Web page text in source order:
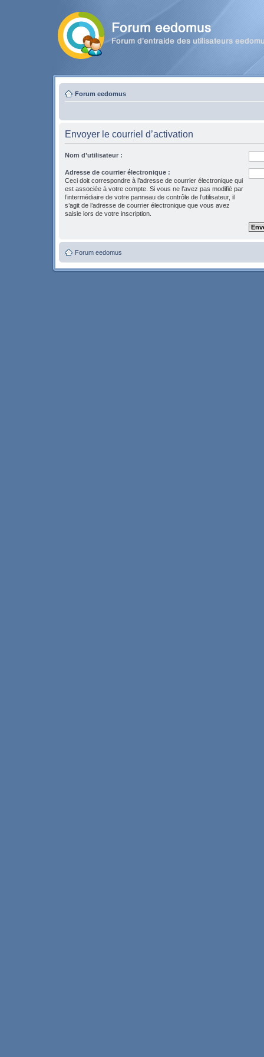
Forum eedomus
Envoyer le courriel d’activation
Nom d’utilisateur :
Adresse de courrier électronique :
Ceci doit correspondre à l’adresse de courrier électronique qui
est associée à votre compte. Si vous ne l’avez pas modifié par
l’intermédiaire de votre panneau de contrôle de l’utilisateur, il
s’agit de l’adresse de courrier électronique que vous avez
saisie lors de votre inscription.
Forum eedomus